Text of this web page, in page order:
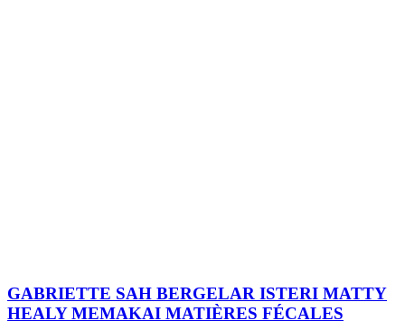
GABRIETTE SAH BERGELAR ISTERI MATTY
HEALY MEMAKAI MATIÈRES FÉCALES